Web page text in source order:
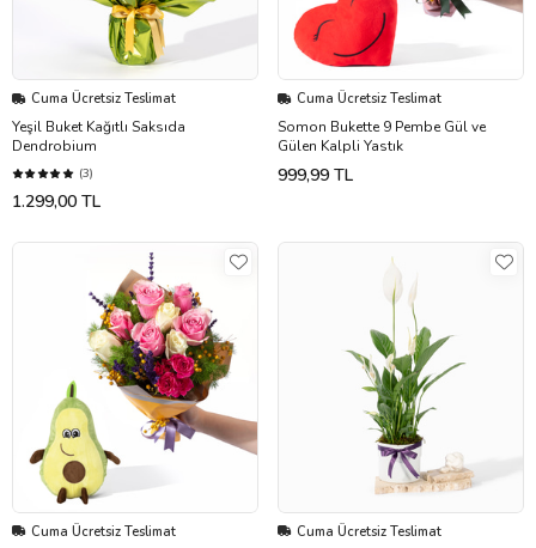
Cuma Ücretsiz Teslimat
Yeşil Buket Kağıtlı Saksıda
Dendrobium
(3)
1.299,00 TL
Cuma Ücretsiz Teslimat
Somon Bukette 9 Pembe Gül ve
Gülen Kalpli Yastık
999,99 TL
Cuma Ücretsiz Teslimat Cuma Ücretsiz Teslimat